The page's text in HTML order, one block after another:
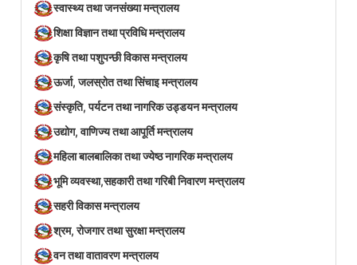
स्वास्थ्य तथा जनसंख्या मन्त्रालय
शिक्षा विज्ञान तथा प्रविधि मन्त्रालय
कृषि तथा पशुपन्छी विकास मन्त्रालय
ऊर्जा, जलस्रोत तथा सिंचाइ मन्त्रालय
संस्कृति, पर्यटन तथा नागरिक उड्डयन मन्त्रालय
उद्योग, वाणिज्य तथा आपूर्ति मन्त्रालय
महिला बालबालिका तथा ज्येष्ठ नागरिक मन्त्रालय
भूमि व्यवस्था,सहकारी तथा गरिबी निवारण मन्त्रालय
सहरी विकास मन्त्रालय
श्रम, रोजगार तथा सुरक्षा मन्त्रालय
वन तथा वातावरण मन्त्रालय